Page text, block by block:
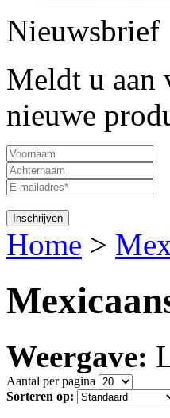
Nieuwsbrief
Meldt u aan
nieuwe
Home >
Weergave:
Aantal per pagina
Sorteren op: